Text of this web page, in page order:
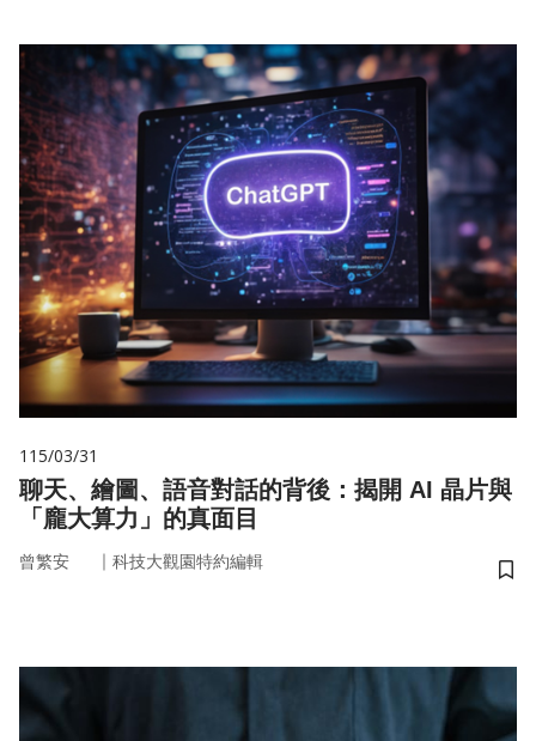
115/03/31
聊天、繪圖、語音對話的背後：揭開 AI 晶片與
「龐大算力」的真面目
曾繁安 ｜ 科技大觀園特約編輯
儲